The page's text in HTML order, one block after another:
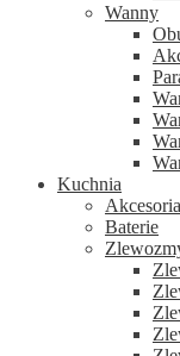
Wanny
Kuchnia
Baterie